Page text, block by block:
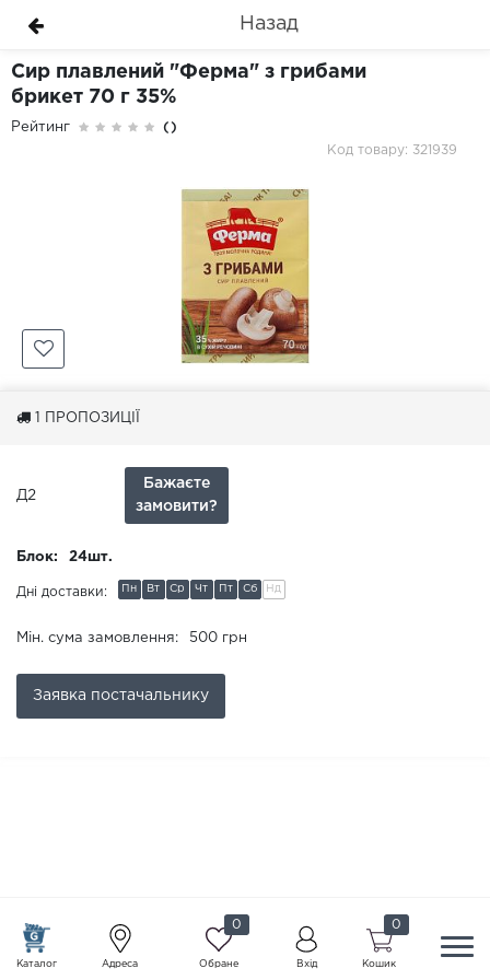
Каталог Адреса
0
Обране Вхід
0
Кошик
Назад
Сир плавлений "Ферма" з грибами
брикет 70 г 35%
Рейтинг
()
Код товару: 321939
ПРОПОЗИЦІЇ
Д2
Бажаєте
замовити?
Заявка постачальнику
Блок: 24шт.
Дні доставки: Пн Вт Ср Чт Пт Сб Нд
Мін. сума замовлення: 500 грн